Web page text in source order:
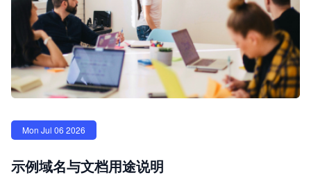
Mon Jul 06 2026
示例域名与文档用途说明